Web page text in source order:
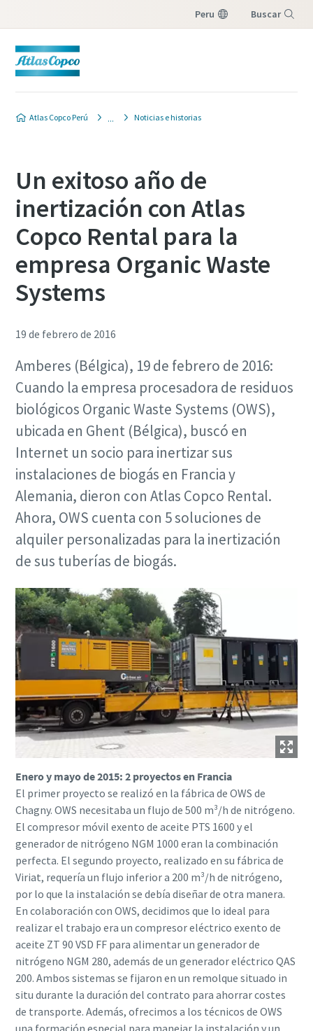
Peru Buscar
Atlas Copco Perú Noticias e historias
Un exitoso año de
inertización con Atlas
Copco Rental para la
empresa Organic Waste
Systems
19 de febrero de 2016
Amberes (Bélgica), 19 de febrero de 2016:
Cuando la empresa procesadora de residuos
biológicos Organic Waste Systems (OWS),
ubicada en Ghent (Bélgica), buscó en
Internet un socio para inertizar sus
instalaciones de biogás en Francia y
Alemania, dieron con Atlas Copco Rental.
Ahora, OWS cuenta con 5 soluciones de
alquiler personalizadas para la inertización
de sus tuberías de biogás.
Enero y mayo de 2015: 2 proyectos en Francia
El primer proyecto se realizó en la fábrica de OWS de
Chagny. OWS necesitaba un flujo de 500 m³/h de nitrógeno.
El compresor móvil exento de aceite PTS 1600 y el
generador de nitrógeno NGM 1000 eran la combinación
perfecta. El segundo proyecto, realizado en su fábrica de
Viriat, requería un flujo inferior a 200 m³/h de nitrógeno,
por lo que la instalación se debía diseñar de otra manera.
En colaboración con OWS, decidimos que lo ideal para
realizar el trabajo era un compresor eléctrico exento de
aceite ZT 90 VSD FF para alimentar un generador de
nitrógeno NGM 280, además de un generador eléctrico QAS
200. Ambos sistemas se fijaron en un remolque situado in
situ durante la duración del contrato para ahorrar costes
de transporte. Además, ofrecimos a los técnicos de OWS
una formación especial para manejar la instalación y un